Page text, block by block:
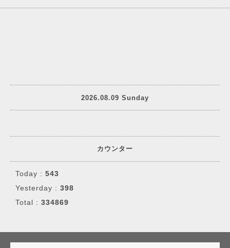
2026.08.09 Sunday
カウンター
Today : 543
Yesterday : 398
Total : 334869